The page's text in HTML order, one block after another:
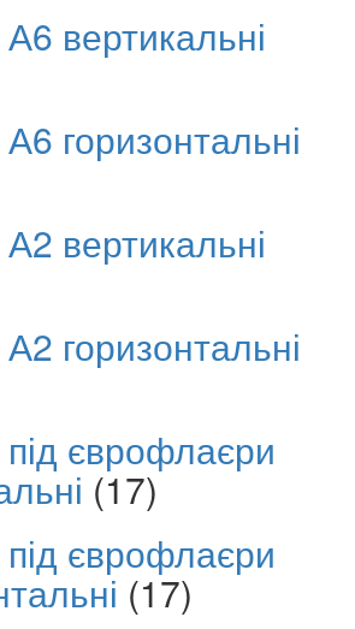
вертикальні
горизонтальні
вертикальні
горизонтальні
єврофлаєри
(17)
єврофлаєри
(17)